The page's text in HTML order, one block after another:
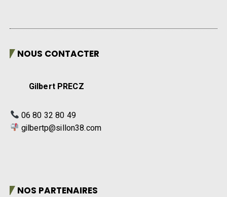
NOUS CONTACTER
Gilbert PRECZ
06 80 32 80 49
gilbertp@sillon38.com
NOS PARTENAIRES